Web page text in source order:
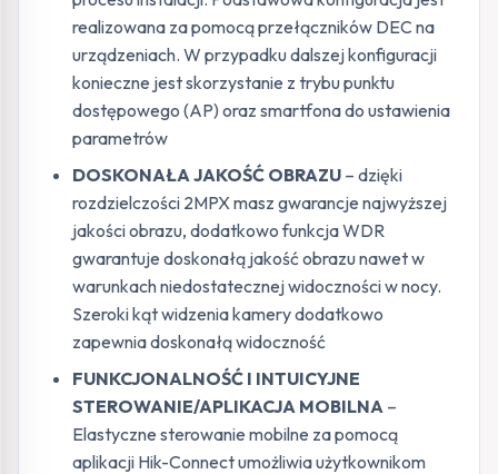
realizowana za pomocą przełączników DEC na
urządzeniach. W przypadku dalszej konfiguracji
konieczne jest skorzystanie z trybu punktu
dostępowego (AP) oraz smartfona do ustawienia
parametrów
DOSKONAŁA JAKOŚĆ OBRAZU – dzięki
rozdzielczości 2MPX masz gwarancje najwyższej
jakości obrazu, dodatkowo funkcja WDR
gwarantuje doskonałą jakość obrazu nawet w
warunkach niedostatecznej widoczności w nocy.
Szeroki kąt widzenia kamery dodatkowo
zapewnia doskonałą widoczność
FUNKCJONALNOŚĆ I INTUICYJNE
STEROWANIE/APLIKACJA MOBILNA –
Elastyczne sterowanie mobilne za pomocą
aplikacji Hik-Connect umożliwia użytkownikom